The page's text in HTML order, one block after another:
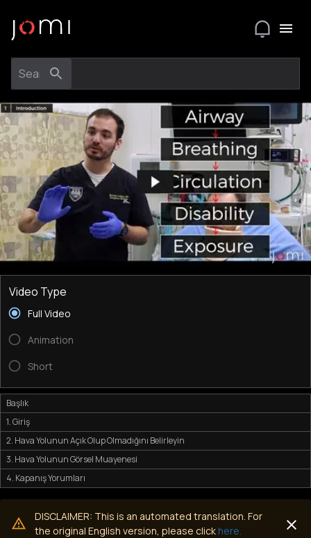
Video Type
Full Video
Animation
Short
Başlık
1. Giriş
2. Hava Yolunun Açık Olup Olmadığını Belirleyin
3. Hava Yolunun Görsel Muayenesi
4. Kapanış Yorumları
DISCLAIMER: This is an automated translation. For
the original English version, please click here.